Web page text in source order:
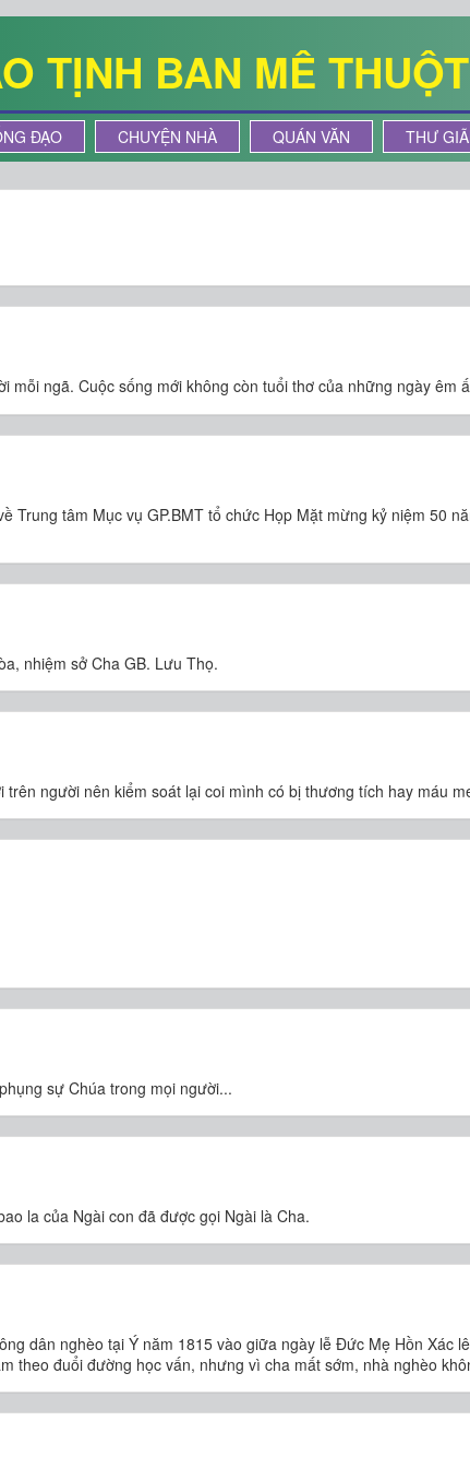
TỊNH BAN MÊ THUỘT
ĐẠO CHUYỆN NHÀ QUÁN VĂN THƯ
mỗi ngã. Cuộc sống mới không còn tuổi thơ của những ngày êm
Trung tâm Mục vụ GP.BMT tổ chức Họp Mặt mừng kỷ niệm 50
nhiệm sở Cha GB. Lưu Thọ.
người nên kiểm soát lại coi mình có bị thương tích hay máu
sự Chúa trong mọi người...
la của Ngài con đã được gọi Ngài là Cha.
dân nghèo tại Ý năm 1815 vào giữa ngày lễ Ðức Mẹ Hồn Xác
theo đuổi đường học vấn, nhưng vì cha mất sớm, nhà nghèo